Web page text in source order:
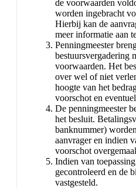
de voorwaarden
worden ingebracht
Hierbij kan de
meer informatie aan
Penningmeester
bestuursvergadering
voorwaarden. Het
over wel of niet
hoogte van het
voorschot en
De penningmeester
het besluit.
banknummer)
aanvrager en indien
voorschot
Indien van
gecontroleerd en de
vastgesteld.